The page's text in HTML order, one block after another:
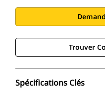
Trouver
Spécifications Clés